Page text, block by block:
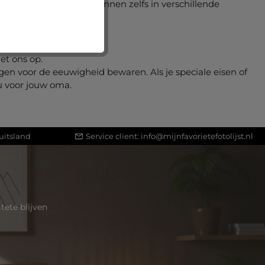
verkrijgbaar en kunnen zelfs in verschillende
ons op.
voor de eeuwigheid bewaren. Als je speciale eisen of
voor jouw oma.
Service client: info@mijnfavorietefotolijst.nl
blijven